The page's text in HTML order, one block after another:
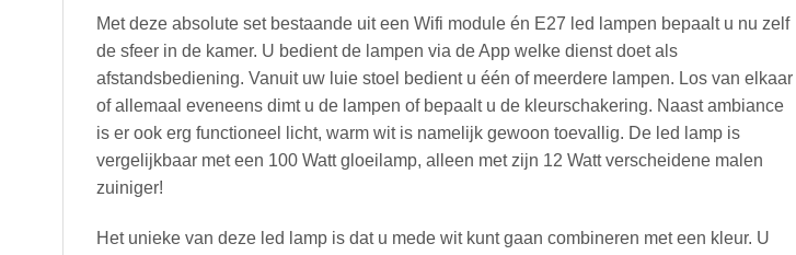
Met deze absolute set bestaande uit een Wifi module én E27 led lampen bepaalt u nu zelf
de sfeer in de kamer. U bedient de lampen via de App welke dienst doet als
afstandsbediening. Vanuit uw luie stoel bedient u één of meerdere lampen. Los van elkaar
of allemaal eveneens dimt u de lampen of bepaalt u de kleurschakering. Naast ambiance
is er ook erg functioneel licht, warm wit is namelijk gewoon toevallig. De led lamp is
vergelijkbaar met een 100 Watt gloeilamp, alleen met zijn 12 Watt verscheidene malen
zuiniger!
Het unieke van deze led lamp is dat u mede wit kunt gaan combineren met een kleur. U